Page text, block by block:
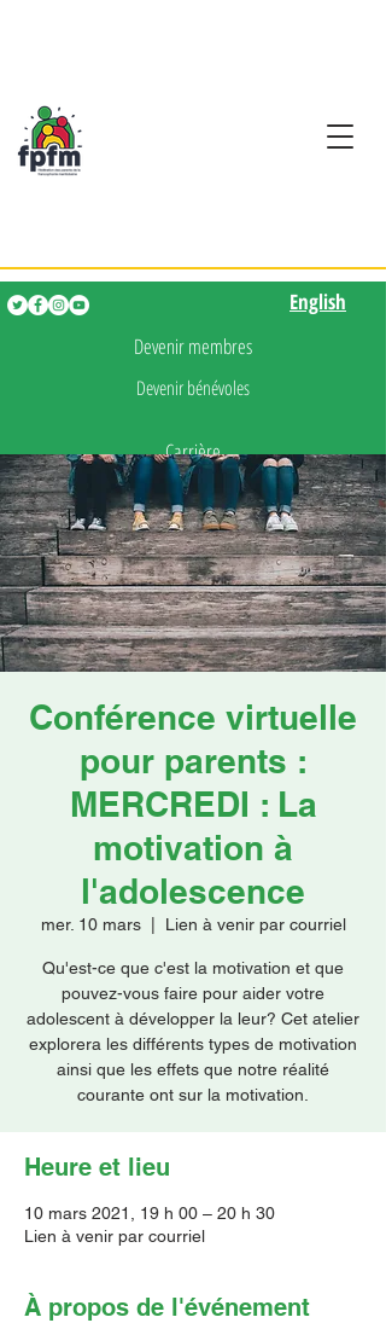
Devenir membres
Devenir bénévoles
Carrière
Presse
Faire un don
English
Conférence virtuelle
pour parents :
MERCREDI : La
motivation à
l'adolescence
mer. 10 mars
  |
Lien à venir par courriel
Qu'est-ce que c'est la motivation et que
pouvez-vous faire pour aider votre
adolescent à développer la leur? Cet atelier
explorera les différents types de motivation
ainsi que les effets que notre réalité
courante ont sur la motivation.
Heure et lieu
10 mars 2021, 19 h 00 – 20 h 30
Lien à venir par courriel
À propos de l'événement